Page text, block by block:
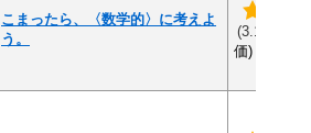
こまったら、〈数学的〉に考えよ
う。
(3.1/5)
価)